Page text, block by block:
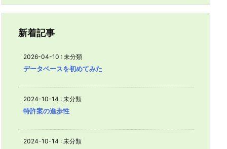
新着記事
2026-04-10 : 未分類
データベースを初めてみた
2024-10-14 : 未分類
特許案の進歩性
2024-10-14 : 未分類